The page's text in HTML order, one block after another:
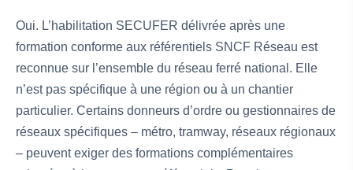
Oui. L’habilitation SECUFER délivrée après une
formation conforme aux référentiels SNCF Réseau est
reconnue sur l’ensemble du réseau ferré national. Elle
n’est pas spécifique à une région ou à un chantier
particulier. Certains donneurs d’ordre ou gestionnaires de
réseaux spécifiques – métro, tramway, réseaux régionaux
– peuvent exiger des formations complémentaires